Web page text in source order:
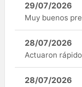
29/07/2026
Muy buenos
28/07/2026
Actuaron
28/07/2026